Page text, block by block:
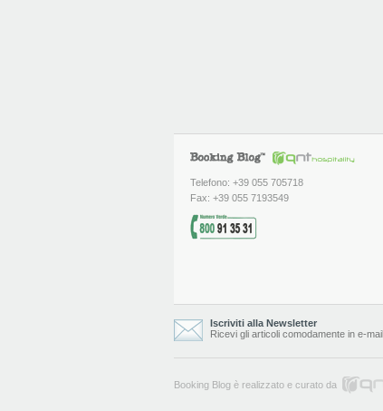
Telefono: +39 055 705718
Fax: +39 055 7193549
Iscriviti alla Newsletter
Ricevi gli articoli comodamente in e-mail
Booking Blog è realizzato e curato da